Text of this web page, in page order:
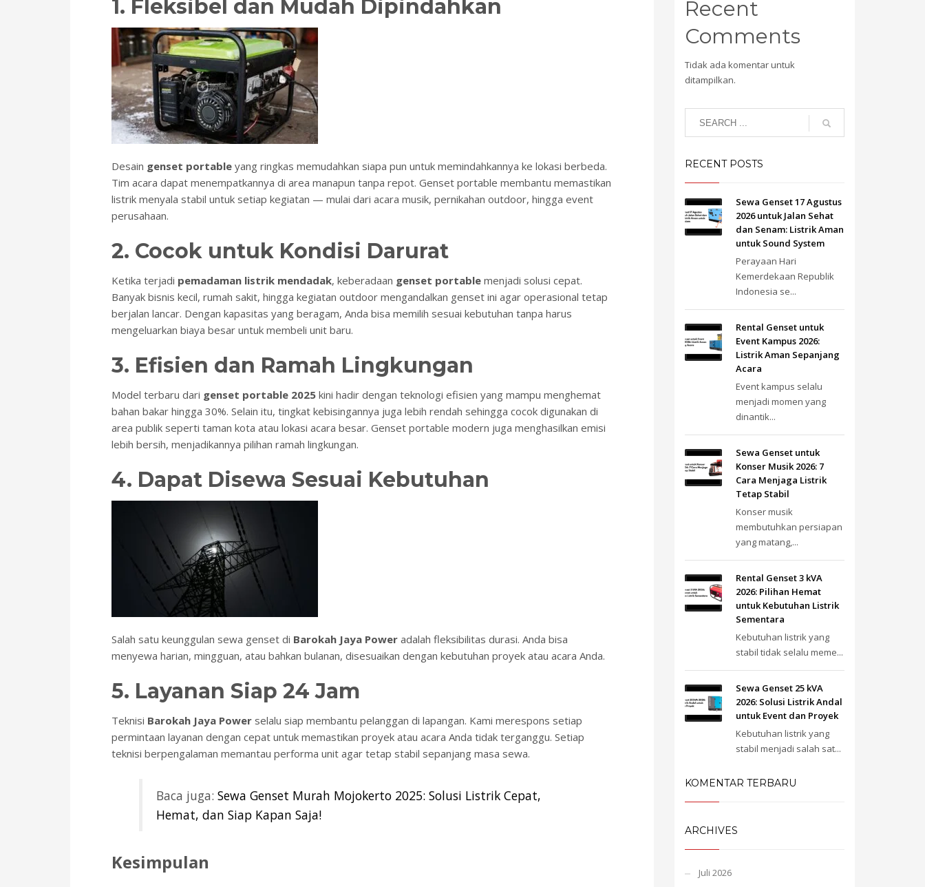
1. Fleksibel dan Mudah Dipindahkan
Desain genset portable yang ringkas memudahkan siapa pun untuk memindahkannya ke lokasi berbeda.
Tim acara dapat menempatkannya di area manapun tanpa repot. Genset portable membantu memastikan
listrik menyala stabil untuk setiap kegiatan — mulai dari acara musik, pernikahan outdoor, hingga event
perusahaan.
2. Cocok untuk Kondisi Darurat
Ketika terjadi pemadaman listrik mendadak, keberadaan genset portable menjadi solusi cepat.
Banyak bisnis kecil, rumah sakit, hingga kegiatan outdoor mengandalkan genset ini agar operasional tetap
berjalan lancar. Dengan kapasitas yang beragam, Anda bisa memilih sesuai kebutuhan tanpa harus
mengeluarkan biaya besar untuk membeli unit baru.
3. Efisien dan Ramah Lingkungan
Model terbaru dari genset portable 2025 kini hadir dengan teknologi efisien yang mampu menghemat
bahan bakar hingga 30%. Selain itu, tingkat kebisingannya juga lebih rendah sehingga cocok digunakan di
area publik seperti taman kota atau lokasi acara besar. Genset portable modern juga menghasilkan emisi
lebih bersih, menjadikannya pilihan ramah lingkungan.
4. Dapat Disewa Sesuai Kebutuhan
Salah satu keunggulan sewa genset di Barokah Jaya Power adalah fleksibilitas durasi. Anda bisa
menyewa harian, mingguan, atau bahkan bulanan, disesuaikan dengan kebutuhan proyek atau acara Anda.
5. Layanan Siap 24 Jam
Teknisi Barokah Jaya Power selalu siap membantu pelanggan di lapangan. Kami merespons setiap
permintaan layanan dengan cepat untuk memastikan proyek atau acara Anda tidak terganggu. Setiap
teknisi berpengalaman memantau performa unit agar tetap stabil sepanjang masa sewa.
Baca juga: Sewa Genset Murah Mojokerto 2025: Solusi Listrik Cepat,
Hemat, dan Siap Kapan Saja!
Kesimpulan
Recent
Comments
Tidak ada komentar untuk
ditampilkan.
RECENT POSTS
Sewa Genset 17 Agustus
2026 untuk Jalan Sehat
dan Senam: Listrik Aman
untuk Sound System
Perayaan Hari
Kemerdekaan Republik
Indonesia se...
Rental Genset untuk
Event Kampus 2026:
Listrik Aman Sepanjang
Acara
Event kampus selalu
menjadi momen yang
dinantik...
Sewa Genset untuk
Konser Musik 2026: 7
Cara Menjaga Listrik
Tetap Stabil
Konser musik
membutuhkan persiapan
yang matang,...
Rental Genset 3 kVA
2026: Pilihan Hemat
untuk Kebutuhan Listrik
Sementara
Kebutuhan listrik yang
stabil tidak selalu meme...
Sewa Genset 25 kVA
2026: Solusi Listrik Andal
untuk Event dan Proyek
Kebutuhan listrik yang
stabil menjadi salah sat...
KOMENTAR TERBARU
ARCHIVES
Juli 2026